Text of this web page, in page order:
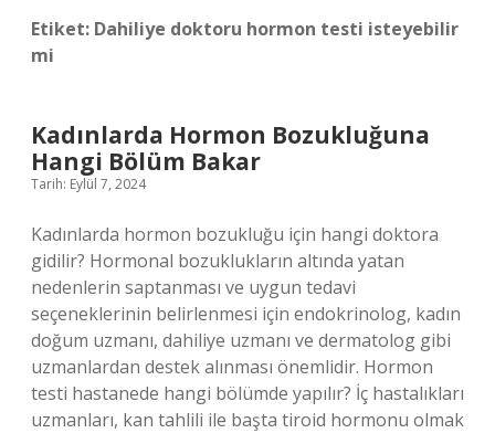
Etiket: Dahiliye doktoru hormon testi isteyebilir
mi
Kadınlarda Hormon Bozukluğuna
Hangi Bölüm Bakar
Tarih: Eylül 7, 2024
Kadınlarda hormon bozukluğu için hangi doktora
gidilir? Hormonal bozuklukların altında yatan
nedenlerin saptanması ve uygun tedavi
seçeneklerinin belirlenmesi için endokrinolog, kadın
doğum uzmanı, dahiliye uzmanı ve dermatolog gibi
uzmanlardan destek alınması önemlidir. Hormon
testi hastanede hangi bölümde yapılır? İç hastalıkları
uzmanları, kan tahlili ile başta tiroid hormonu olmak